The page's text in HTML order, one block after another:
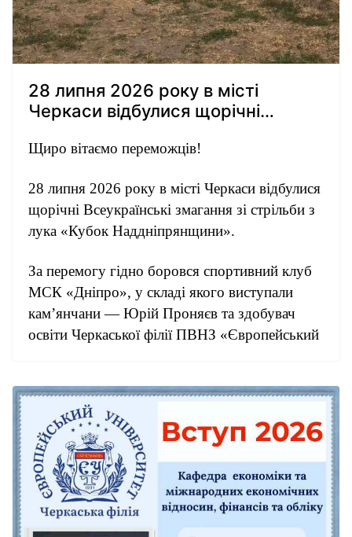
28 липня 2026 року в місті
Черкаси відбулися щорічні
стрільби з лука «Кубок
Щиро вітаємо переможців!
28 липня 2026 року в місті Черкаси відбулися
щорічні Всеукраїнські змагання зі стрільби з
лука «Кубок Наддніпрянщини».
За перемогу гідно боровся спортивний клуб
МСК «Дніпро», у складі якого виступали
кам’янчани — Юрій Проняєв та здобувач
освіти Черкаської філії ПВНЗ «Європейський
Змагання проходили у надзвичайно
напруженій боротьбі, подарувавши
учасникам і вболівальникам яскраві емоції,
силу спортивного духу та незабутні моменти.
Особливо приємно, що золота та бронзова
медалі, а також головний трофей — Кубок
Наддніпрянщини — поїхали до міста